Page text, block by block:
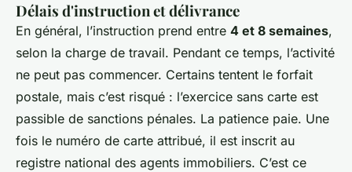
Délais d'instruction et délivrance
En général, l’instruction prend entre 4 et 8 semaines,
selon la charge de travail. Pendant ce temps, l’activité
ne peut pas commencer. Certains tentent le forfait
postale, mais c’est risqué : l’exercice sans carte est
passible de sanctions pénales. La patience paie. Une
fois le numéro de carte attribué, il est inscrit au
registre national des agents immobiliers. C’est ce